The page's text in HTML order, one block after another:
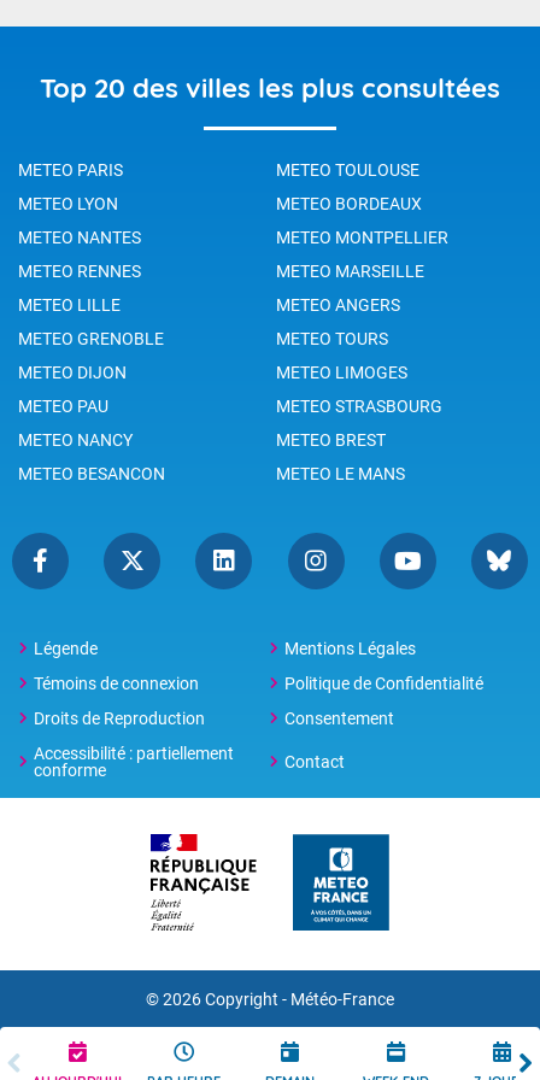
Top 20 des villes les plus consultées
METEO PARIS
METEO TOULOUSE
METEO LYON
METEO BORDEAUX
METEO NANTES
METEO MONTPELLIER
METEO RENNES
METEO MARSEILLE
METEO LILLE
METEO ANGERS
METEO GRENOBLE
METEO TOURS
METEO DIJON
METEO LIMOGES
METEO PAU
METEO STRASBOURG
METEO NANCY
METEO BREST
METEO BESANCON
METEO LE MANS
Légende
Mentions Légales
Témoins de connexion
Politique de Confidentialité
Droits de Reproduction
Consentement
Accessibilité : partiellement
conforme
Contact
© 2026 Copyright - Météo-France